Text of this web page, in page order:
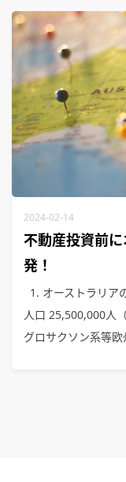
2024-02-14
不動産投資前
発！
1. オーストラリア
人口 25,500,000人
グロサクソン系等